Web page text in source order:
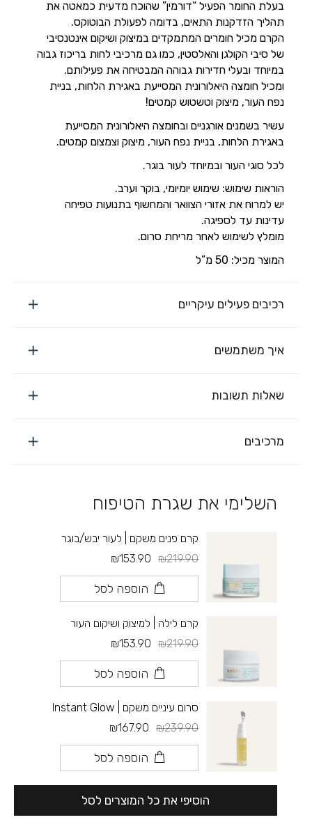
בעלת החומר הפעיל “דורמין” שהוכח מדעית כמאטה את
תהליך הזדקנות התאים, בדומה לפעולת הבוטוקס.
הקרם מכיל חומרים המתמקדים במיצוק ושיקום אינטנסיבי
של סיבי הקולגן והאלסטין, כמו גם מרכיבי לחות בריכוז גבוה
במיוחד ובעלי חדירות גבוהה המבטיחה את פעילותם.
ומכיל חומצה היאלורונית המסייעת באגירת הלחות, בניית
נפח העור, מיצוק וטשטוש קמטים!
עשיר בשמנים אורגניים ובחומצה היאלורונית המסייעת
באגירת הלחות, בניית נפח העור, מיצוק וצמצום קמטים.
לכל סוגי העור ובמיוחד לעור בוגר.
הוראות שימוש: שימוש יומיומי, בוקר וערב.
יש למרוח את אזורי הצוואר והמחשוף בתנועות טפיחה
עדינות עד לספיגה.
מומלץ לשימוש לאחר מריחת סרום.
המוצר מכיל: 50 מ”ל
רכיבים פעילים עיקריים
איך משתמשים
שאלות תשובות
מרכיבים
השלימי את שגרת הטיפוח
קרם פנים משקם | לעור יבש/בוגר
₪219.90
₪153.90
הוספה לסל
קרם לילה | למיצוק ושיקום העור
₪219.90
₪153.90
הוספה לסל
סרום עיניים משקם | Instant Glow
₪239.90
₪167.90
הוספה לסל
הוסיפי את כל המוצרים לסל